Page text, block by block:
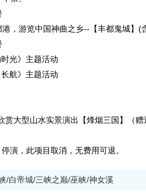
，游览中国神曲之乡--【丰都鬼城】(
光》主题活动
航》主题活动
大型山水实景演出【烽烟三国】（赠
演，此项目取消，无费用可退。
/白帝城/三峡之巅/巫峡/神女溪